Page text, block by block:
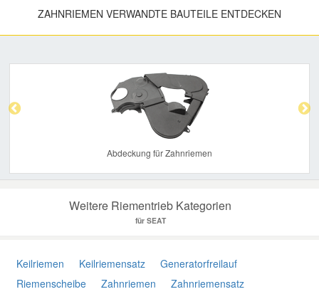
ZAHNRIEMEN VERWANDTE BAUTEILE ENTDECKEN
Abdeckung für Zahnriemen
Weitere Riementrieb Kategorien
für SEAT
Keilriemen Keilriemensatz
Generatorfreilauf
Riemenscheibe
Zahnriemen Zahnriemensatz